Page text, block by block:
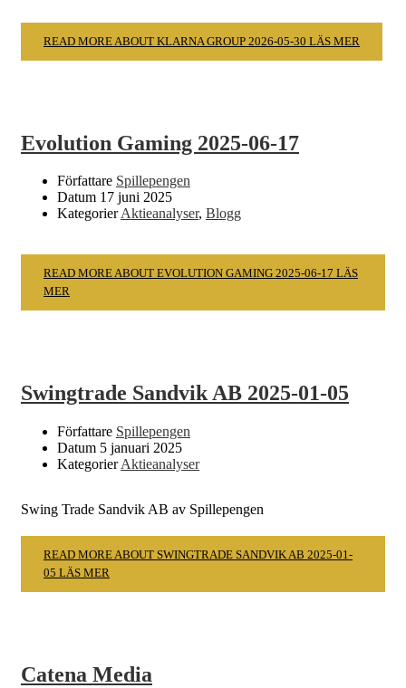
READ MORE ABOUT KLARNA GROUP 2026-05-30 LÄS MER
Evolution Gaming 2025-06-17
Författare Spillepengen
Datum 17 juni 2025
KategorierAktieanalyser, Blogg
READ MORE ABOUT EVOLUTION GAMING 2025-06-17 LÄS
MER
Swingtrade Sandvik AB 2025-01-05
Författare Spillepengen
Datum 5 januari 2025
Kategorier Aktieanalyser
Swing Trade Sandvik AB av Spillepengen
READ MORE ABOUT SWINGTRADE SANDVIK AB 2025-01-
05 LÄS MER
Catena Media